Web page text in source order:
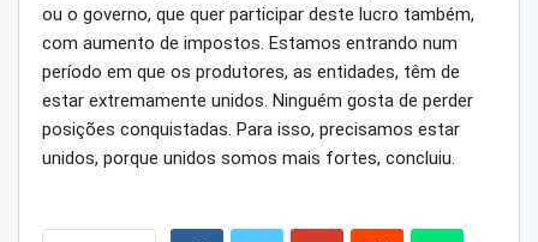
ou o governo, que quer participar deste lucro também,
com aumento de impostos. Estamos entrando num
período em que os produtores, as entidades, têm de
estar extremamente unidos. Ninguém gosta de perder
posições conquistadas. Para isso, precisamos estar
unidos, porque unidos somos mais fortes, concluiu.